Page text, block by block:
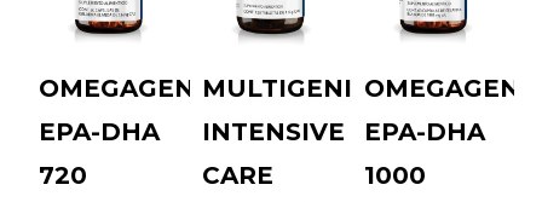
OMEGAGENICS
EPA-DHA
720
MULTIGENICS
INTENSIVE
CARE
EPA-DHA
1000